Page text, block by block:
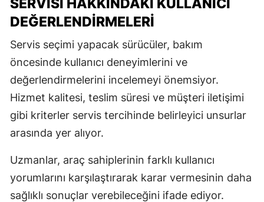
DEĞERLENDIRMELERI
Servis seçimi yapacak sürücüler, bakım
öncesinde kullanıcı deneyimlerini ve
değerlendirmelerini incelemeyi önemsiyor.
Hizmet kalitesi, teslim süresi ve müşteri iletişimi
gibi kriterler servis tercihinde belirleyici unsurlar
arasında yer alıyor.
Uzmanlar, araç sahiplerinin farklı kullanıcı
yorumlarını karşılaştırarak karar vermesinin daha
sağlıklı sonuçlar verebileceğini ifade ediyor.